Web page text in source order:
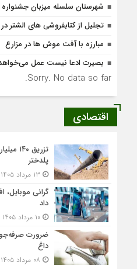
شهرستان سلسله میزبان جشنواره
تجلیل از کتابفروشی های الشتر
مبارزه با آفت موش ها در مزارع
بصیرت ادعا نیست عمل
Sorry. No data so far.
اقتصادی
تزریق
پلدختر
گرانی
داد
۱۰ مرداد ۱۴۰۵ - ۱۴:۰۹
داغ